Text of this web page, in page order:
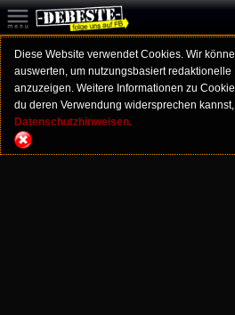
Diese Website verwendet Cookies. Wir
auswerten, um nutzungsbasiert redaktionelle
anzuzeigen. Weitere Informationen zu
du deren Verwendung widersprechen
Datenschutzhinweisen.